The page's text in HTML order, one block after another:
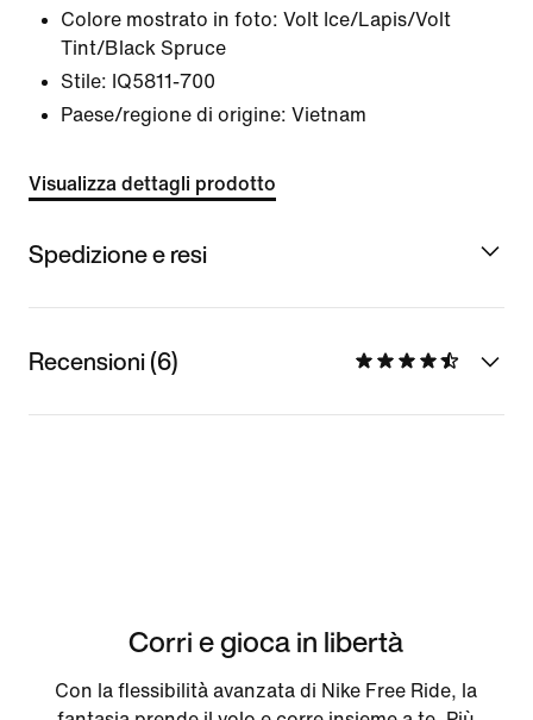
Colore mostrato in foto: Volt Ice/Lapis/Volt
Tint/Black Spruce
Stile: IQ5811-700
Paese/regione di origine: Vietnam
Visualizza dettagli prodotto
Spedizione e resi
Recensioni (6)
Corri e gioca in libertà
Con la flessibilità avanzata di Nike Free Ride, la